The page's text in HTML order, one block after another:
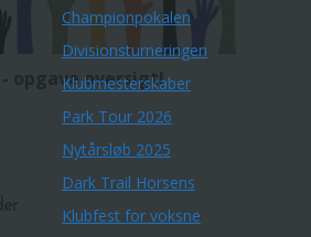
Championpokalen
Divisionsturneringen
Klubmesterskaber
Park Tour 2026
Nytårsløb 2025
Dark Trail Horsens
Klubfest for voksne
opgave oversigt!